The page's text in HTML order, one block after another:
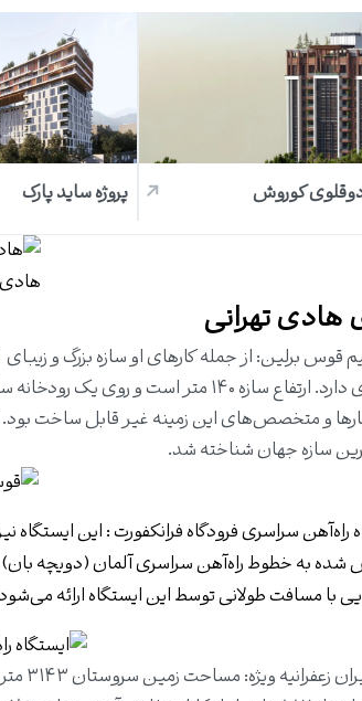
کوروش پروژه ساید پارک
هادی
هادی تهرانی
تمام شیشه‌ای دارد. ارتفاع سازه ١٤٠
و متخصص‌های این زمینه غیر قابل ساخت
سازه جهان شناخته شد.
راه‌آهن سراسری فرودگاه فرانکفور
به خطوط راه‌آهن سراسری آلمان (دویچه
مسافت طولانی توسط این ایستگاه ارائه می‌شود که ۲۳ هزار مسافر در روز سرویس